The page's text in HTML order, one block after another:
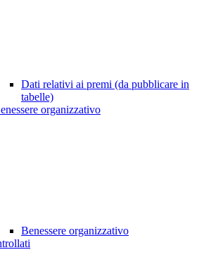
Dati relativi ai premi (da pubblicare in
tabelle)
organizzativo
Benessere organizzativo